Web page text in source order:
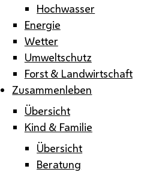
Hochwasser
Energie
Wetter
Umweltschutz
Forst & Landwirtschaft
Zusammenleben
Übersicht
Kind & Familie
Übersicht
Beratung